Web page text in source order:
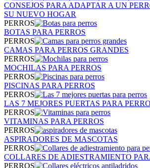
CONSEJOS PARA ADAPTAR A UN
SU NUEVO HOGAR
PERROS
BOTAS PARA PERROS
PERROS
CAMAS PARA PERROS GRANDES
PERROS
MOCHILAS PARA PERROS
PERROS
PISCINAS PARA PERROS
PERROS
LAS 7 MEJORES PUERTAS PARA
PERROS
VITAMINAS PARA PERROS
PERROS
ASPIRADORES DE MASCOTAS
PERROS
COLLARES DE ADIESTRAMIENTO
PERROS